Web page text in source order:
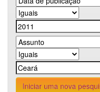
Iniciar uma nova